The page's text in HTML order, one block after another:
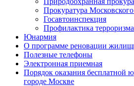
Прокуратура
Госавтоинспекция
Профилактика
Юнармия
О программе реновации
Полезные телефоны
Электронная приемная
Порядок оказания бесплатной
городе Москве